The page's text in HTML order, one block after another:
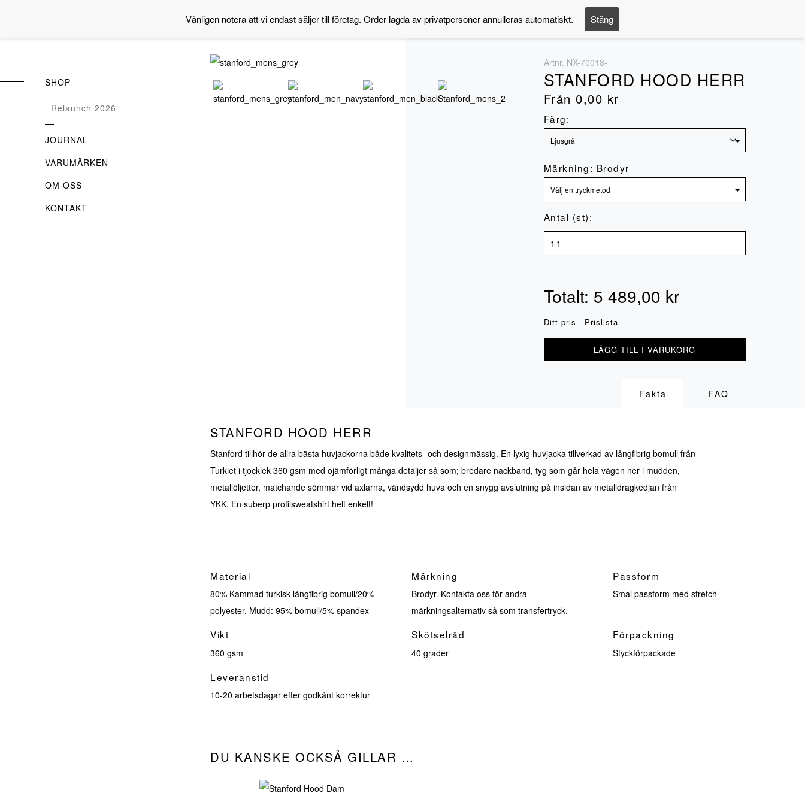
SHOP
Relaunch 2026
JOURNAL
VARUMÄRKEN
OM OSS
KONTAKT
Artnr. NX-70018-
STANFORD HOOD HERR
Från 0,00 kr
Färg:
Märkning: Brodyr
Antal (st):
Totalt: 5 489,00 kr
Ditt pris Prislista
LÄGG TILL I VARUKORG
Fakta FAQ
STANFORD HOOD HERR
Stanford tillhör de allra bästa huvjackorna både kvalitets- och designmässig. En lyxig huvjacka tillverkad av långfibrig bomull från
Turkiet i tjocklek 360 gsm med ojämförligt många detaljer så som; bredare nackband, tyg som går hela vägen ner i mudden,
metallöljetter, matchande sömmar vid axlarna, vändsydd huva och en snygg avslutning på insidan av metalldragkedjan från
YKK. En suberp profilsweatshirt helt enkelt!
Material
80% Kammad turkisk långfibrig bomull/20%
polyester. Mudd: 95% bomull/5% spandex
Märkning
Brodyr. Kontakta oss för andra
märkningsalternativ så som transfertryck.
Passform
Smal passform med stretch
Vikt
360 gsm
Skötselråd
40 grader
Förpackning
Styckförpackade
Leveranstid
10-20 arbetsdagar efter godkänt korrektur
DU KANSKE OCKSÅ GILLAR …
Vänligen notera att vi endast säljer till företag. Order lagda av privatpersoner annulleras automatiskt. Stäng